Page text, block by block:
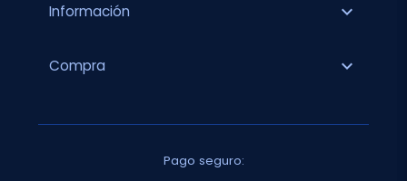
Información expand_more
Compra expand_more
Pago seguro: